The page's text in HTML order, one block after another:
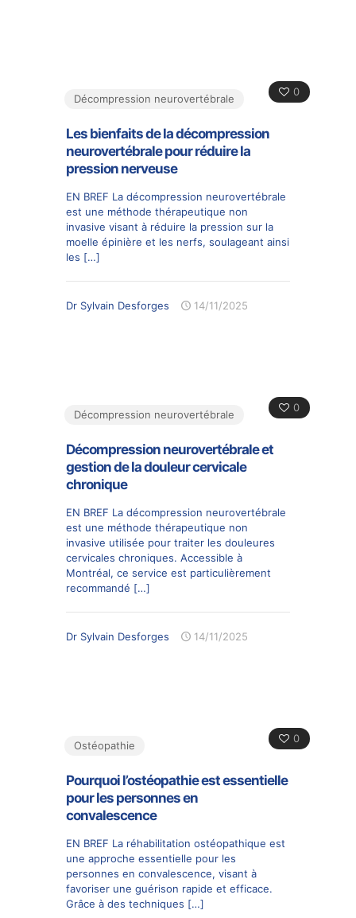
0
Décompression neurovertébrale
Les bienfaits de la décompression
neurovertébrale pour réduire la
pression nerveuse
EN BREF La décompression neurovertébrale
est une méthode thérapeutique non
invasive visant à réduire la pression sur la
moelle épinière et les nerfs, soulageant ainsi
les […]
Dr Sylvain Desforges 14/11/2025
0
Décompression neurovertébrale
Décompression neurovertébrale et
gestion de la douleur cervicale
chronique
EN BREF La décompression neurovertébrale
est une méthode thérapeutique non
invasive utilisée pour traiter les douleures
cervicales chroniques. Accessible à
Montréal, ce service est particulièrement
recommandé […]
Dr Sylvain Desforges 14/11/2025
0
Ostéopathie
Pourquoi l’ostéopathie est essentielle
pour les personnes en
convalescence
EN BREF La réhabilitation ostéopathique est
une approche essentielle pour les
personnes en convalescence, visant à
favoriser une guérison rapide et efficace.
Grâce à des techniques […]